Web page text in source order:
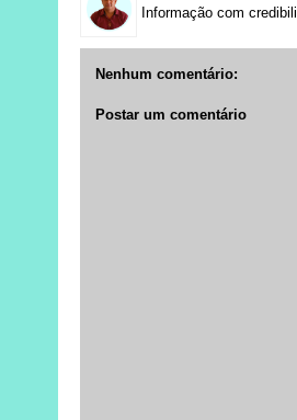
Informação com
Nenhum comentário:
Postar um comentário